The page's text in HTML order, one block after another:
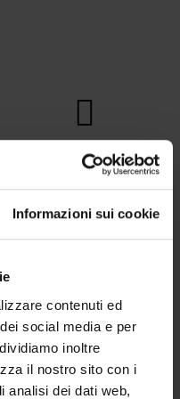
Informazioni sui cookie
contenuti ed
social media e per
inoltre
il nostro sito con i
analisi dei dati web,